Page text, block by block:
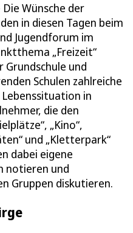
Die Wünsche der
in diesen Tagen beim
Jugendforum im
„Freizeit“
und
Schulen zahlreiche
in
die den
„Kino“,
und „Kletterpark“
dabei eigene
notieren und
Gruppen diskutieren.